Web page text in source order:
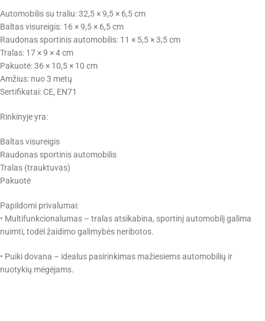
Automobilis su traliu: 32,5 × 9,5 × 6,5 cm
Baltas visureigis: 16 × 9,5 × 6,5 cm
Raudonas sportinis automobilis: 11 × 5,5 × 3,5 cm
Tralas: 17 × 9 × 4 cm
Pakuotė: 36 × 10,5 × 10 cm
Amžius: nuo 3 metų
Sertifikatai: CE, EN71
Rinkinyje yra:
Baltas visureigis
Raudonas sportinis automobilis
Tralas (trauktuvas)
Pakuotė
Papildomi privalumai:
• Multifunkcionalumas – tralas atsikabina, sportinį automobilį galima
nuimti, todėl žaidimo galimybės neribotos.
• Puiki dovana – idealus pasirinkimas mažiesiems automobilių ir
nuotykių mėgėjams.